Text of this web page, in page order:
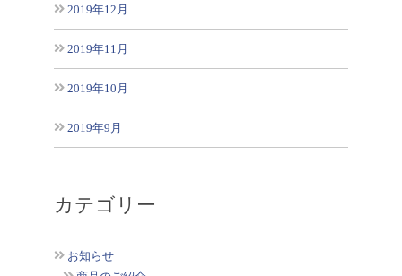
2019年12月
2019年11月
2019年10月
2019年9月
カテゴリー
お知らせ